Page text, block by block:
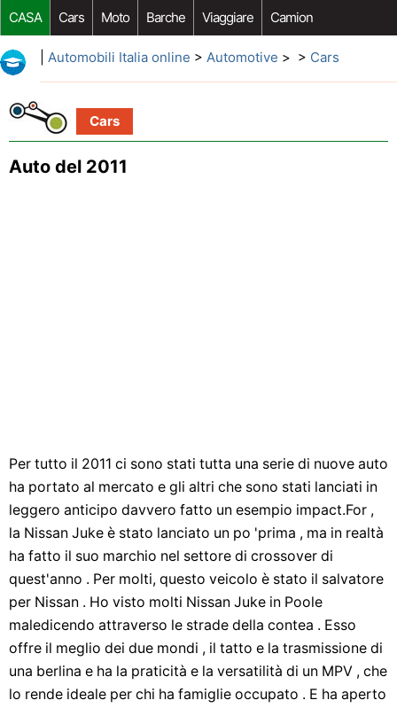
CASA Cars Moto Barche Viaggiare Camion
Riparazione Auto Acquisto Auto Car Opzioni Aftermarket
Automobili Italia online > Automotive > > Cars
Cars
Auto del 2011
Per tutto il 2011 ci sono stati tutta una serie di nuove auto
ha portato al mercato e gli altri che sono stati lanciati in
leggero anticipo davvero fatto un esempio impact.For ,
la Nissan Juke è stato lanciato un po 'prima , ma in realtà
ha fatto il suo marchio nel settore di crossover di
quest'anno . Per molti, questo veicolo è stato il salvatore
per Nissan . Ho visto molti Nissan Juke in Poole
maledicendo attraverso le strade della contea . Esso
offre il meglio dei due mondi , il tatto e la trasmissione di
una berlina e ha la praticità e la versatilità di un MPV , che
lo rende ideale per chi ha famiglie occupato . E ha aperto